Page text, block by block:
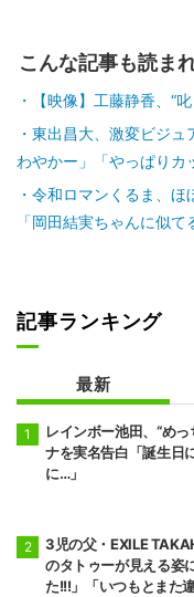
こんな記事も読ま
【映像】工藤静香、“
東出昌大、激変ビジュ
わやかー」「やっぱりカ
令和ロマンくるま、ほ
「岡田結実ちゃんに似て
記事ランキング
最新
レインボー池田、“め
ナを実名告白「誕生日
に…」
3児の父・EXILE
のタトゥーが見える姿
た!!!」「いつもとまた